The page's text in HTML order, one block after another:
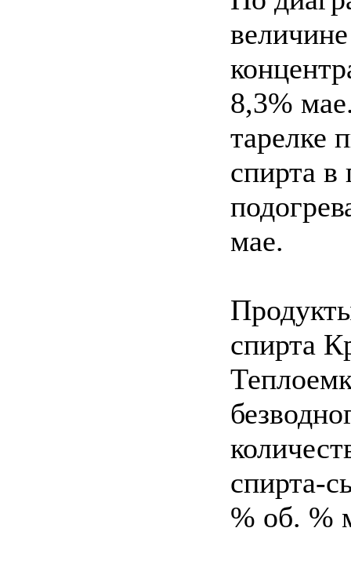
8,3%
тарелке
спирта
мае.
спирта
спирта-
% об. %